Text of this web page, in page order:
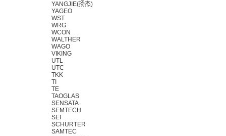
YANGJIE(扬杰)
YAGEO
WST
WRG
WCON
WALTHER
WAGO
VIKING
UTL
UTC
TKK
TI
TE
TAOGLAS
SENSATA
SEMTECH
SEI
SCHURTER
SAMTEC